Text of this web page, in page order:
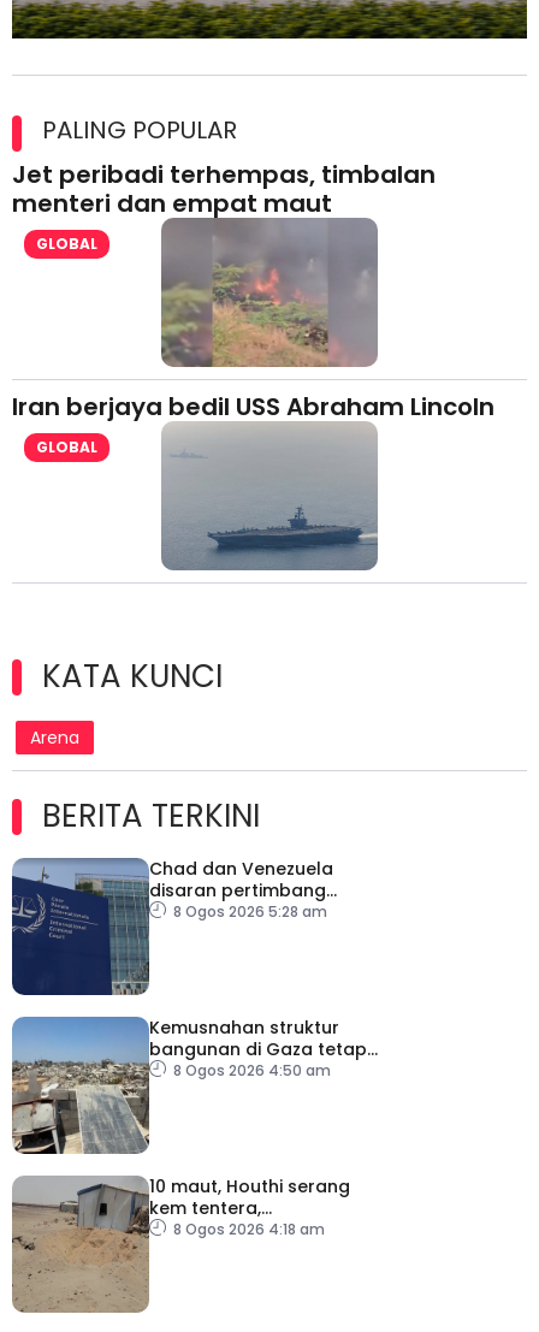
lesen separuh pertama 2026
PALING POPULAR
Jet peribadi terhempas, timbalan
menteri dan empat maut
GLOBAL
Iran berjaya bedil USS Abraham Lincoln
GLOBAL
KATA KUNCI
Arena
BERITA TERKINI
Chad dan Venezuela
disaran pertimbang
semula keputusan tarik
8 Ogos 2026 5:28 am
Kemusnahan struktur
bangunan di Gaza tetap
catat peningkatan
8 Ogos 2026 4:50 am
10 maut, Houthi serang
kem tentera,
penempatan pelarian
8 Ogos 2026 4:18 am